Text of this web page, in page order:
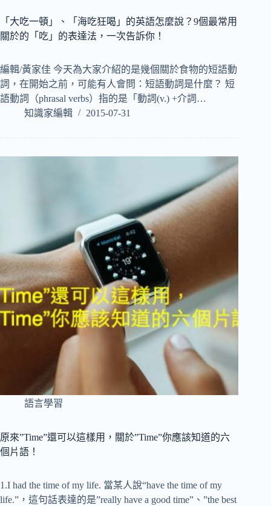
「大吃一頓」、「海吃狂喝」的英語怎麼說？9個最常用
關於的「吃」的表達法，一次告訴你！
編輯/黃家佳 今天為大家介紹的是幾個關於食物的短語動
詞，在開始之前，可能有人會問：短語動詞是什麼？ 短
語動詞（phrasal verbs）指的是「動詞(v.) +介詞…
知識家編輯
2015-07-31
語言學習
原來”Time”還可以這樣用，關於”Time”你應該知道的六
個片語！
1.I had the time of my life. 當某人說“have the time of my
life.”，這句話表達的是”really have a good time”、”the best